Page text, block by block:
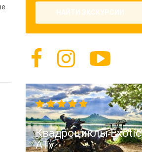
НАЙТИ ЭКСКУРСИИ
5.00out
of 5
Квадроциклы Exotic
ATv